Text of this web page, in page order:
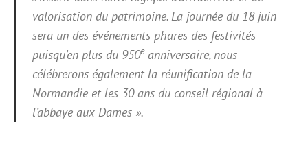
valorisation du patrimoine. La journée du 18 juin
sera un des événements phares des festivités
puisqu’en plus du 950eanniversaire, nous
célébrerons également la réunification de la
Normandie et les 30 ans du conseil régional à
l’abbaye aux Dames ».